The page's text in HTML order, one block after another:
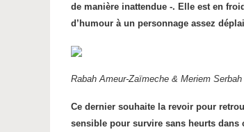
de manière inattendue -. Elle est en
d’humour à un personnage assez
Rabah Ameur-Zaïmeche & Meriem Serbah
Ce dernier souhaite la revoir pour
sensible pour survire sans heurts dans